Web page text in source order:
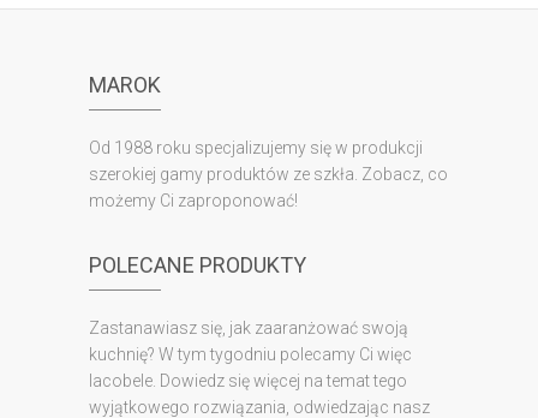
MAROK
Od 1988 roku specjalizujemy się w produkcji
szerokiej gamy produktów ze szkła. Zobacz, co
możemy Ci zaproponować!
POLECANE PRODUKTY
Zastanawiasz się, jak zaaranżować swoją
kuchnię? W tym tygodniu polecamy Ci więc
lacobele. Dowiedz się więcej na temat tego
wyjątkowego rozwiązania, odwiedzając nasz